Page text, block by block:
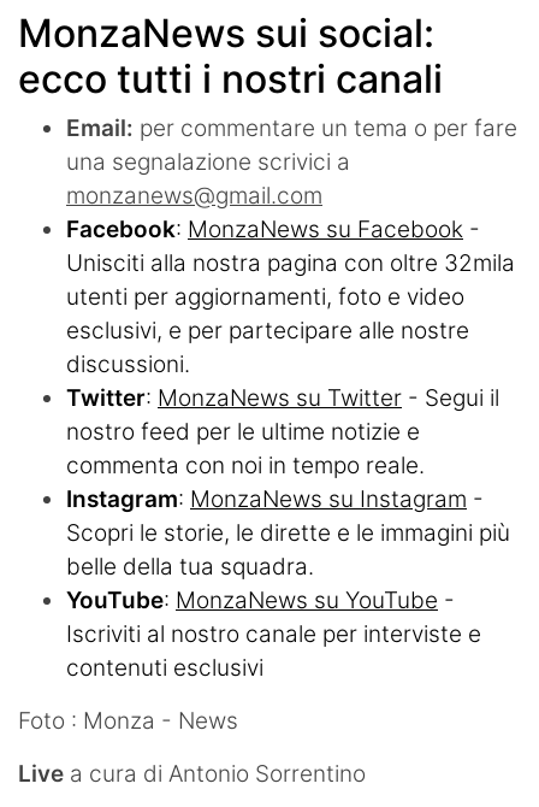
MonzaNews sui social:
ecco tutti i nostri canali
Email: per commentare un tema o per fare
una segnalazione scrivici a
monzanews@gmail.com
Facebook: MonzaNews su Facebook -
Unisciti alla nostra pagina con oltre 32mila
utenti per aggiornamenti, foto e video
esclusivi, e per partecipare alle nostre
discussioni.
Twitter: MonzaNews su Twitter - Segui il
nostro feed per le ultime notizie e
commenta con noi in tempo reale.
Instagram: MonzaNews su Instagram -
Scopri le storie, le dirette e le immagini più
belle della tua squadra.
YouTube: MonzaNews su YouTube -
Iscriviti al nostro canale per interviste e
contenuti esclusivi
Foto : Monza - News
Live a cura di Antonio Sorrentino